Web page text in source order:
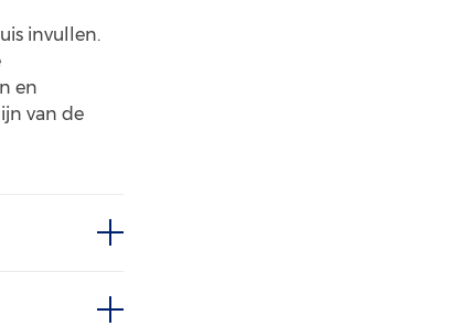
invullen.
en
van de